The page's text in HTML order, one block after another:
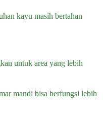
kayu masih bertahan
untuk area yang lebih
mandi bisa berfungsi lebih